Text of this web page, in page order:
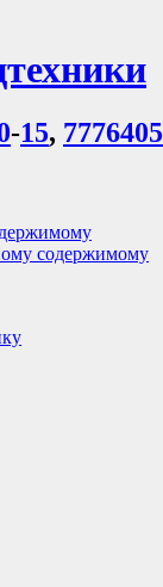
-15, 7776405
содержимому